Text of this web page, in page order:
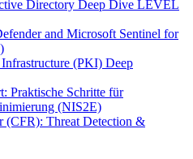
Directory Deep Dive LEVEL
and Microsoft Sentinel for
(PKI) Deep
Praktische Schritte für
(NIS2E)
(CFR): Threat Detection &